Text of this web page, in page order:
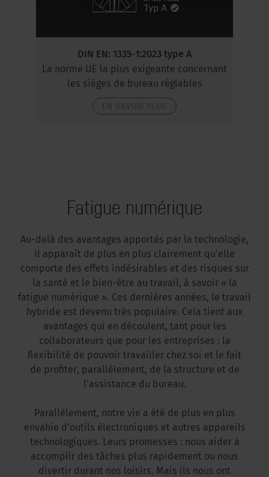
DIN EN: 1335-1:2023 type A
La norme UE la plus exigeante concernant
les sièges de bureau réglables
Fatigue numérique
Au-delà des avantages apportés par la technologie,
il apparaît de plus en plus clairement qu’elle
comporte des effets indésirables et des risques sur
la santé et le bien-être au travail, à savoir « la
fatigue numérique ». Ces dernières années, le travail
hybride est devenu très populaire. Cela tient aux
avantages qui en découlent, tant pour les
collaborateurs que pour les entreprises : la
flexibilité de pouvoir travailler chez soi et le fait
de profiter, parallèlement, de la structure et de
l’assistance du bureau.
Parallèlement, notre vie a été de plus en plus
envahie d’outils électroniques et autres appareils
technologiques. Leurs promesses : nous aider à
accomplir des tâches plus rapidement ou nous
divertir durant nos loisirs. Mais ils nous ont